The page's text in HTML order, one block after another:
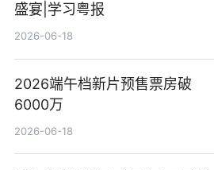
盛宴|学习粤报
2026-06-18
2026端午档新片预售票房破
6000万
2026-06-18